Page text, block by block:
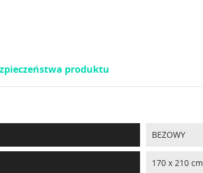
produktu
BEŻOWY
170 x 210 cm